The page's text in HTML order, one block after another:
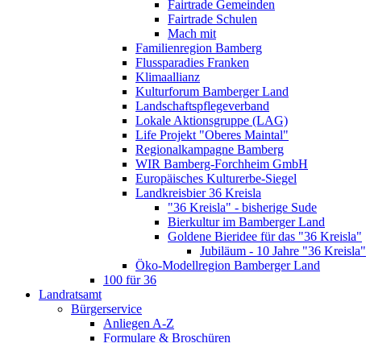
Fairtrade Gemeinden
Fairtrade Schulen
Mach mit
Familienregion Bamberg
Flussparadies Franken
Klimaallianz
Kulturforum Bamberger Land
Landschaftspflegeverband
Lokale Aktionsgruppe (LAG)
Life Projekt "Oberes Maintal"
Regionalkampagne Bamberg
WIR Bamberg-Forchheim GmbH
Europäisches Kulturerbe-Siegel
Landkreisbier 36 Kreisla
"36 Kreisla" - bisherige Sude
Bierkultur im Bamberger Land
Goldene Bieridee für das "36 Kreisla"
Jubiläum - 10 Jahre "36 Kreisla"
Öko-Modellregion Bamberger Land
100 für 36
Landratsamt
Bürgerservice
Anliegen A-Z
Formulare & Broschüren